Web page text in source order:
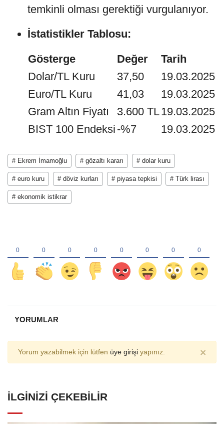
temkinli olması gerektiği vurgulanıyor.
İstatistikler Tablosu:
Gösterge
Değer
Tarih
Dolar/TL Kuru
37,50
19.03.2025
Euro/TL Kuru
41,03
19.03.2025
Gram Altın Fiyatı
3.600 TL19.03.2025
BIST 100 Endeksi -%7 19.03.2025
# Ekrem İmamoğlu # gözaltı kararı # dolar kuru
# euro kuru # döviz kurları # piyasa tepkisi # Türk lirası
# ekonomik istikrar
YORUMLAR
Yorum yazabilmek için lütfen üye girişi yapınız. ×
İLGINIZI ÇEKEBILIR